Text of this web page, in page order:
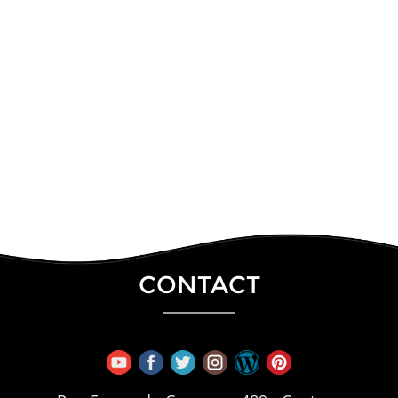
CONTACT